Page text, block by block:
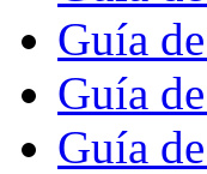
Guía
Guía
Guía